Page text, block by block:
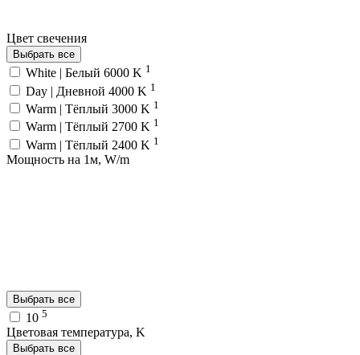
Цвет свечения
Выбрать все
White | Белый 6000 K 1
Day | Дневной 4000 K 1
Warm | Тёплый 3000 K 1
Warm | Тёплый 2700 K 1
Warm | Тёплый 2400 K 1
Мощность на 1м, W/m
Выбрать все
10 5
Цветовая температура, K
Выбрать все